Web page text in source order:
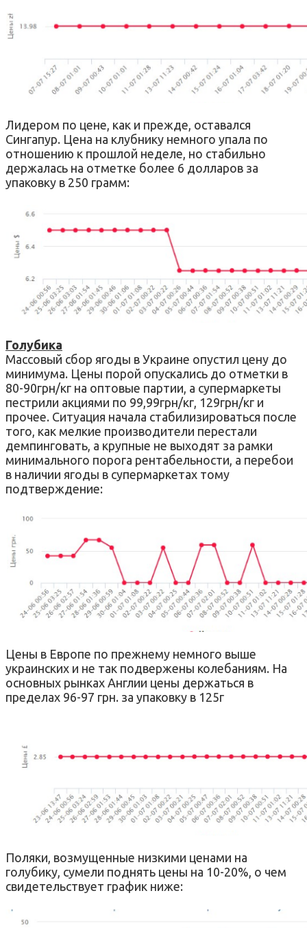
Лидером по цене, как и прежде, оставался
Сингапур. Цена на клубнику немного упала по
отношению к прошлой неделе, но стабильно
держалась на отметке более 6 долларов за
упаковку в 250 грамм:
Голубика
Массовый сбор ягоды в Украине опустил цену до
минимума. Цены порой опускались до отметки в
80-90грн/кг на оптовые партии, а супермаркеты
пестрили акциями по 99,99грн/кг, 129грн/кг и
прочее. Ситуация начала стабилизироваться после
того, как мелкие производители перестали
демпинговать, а крупные не выходят за рамки
минимального порога рентабельности, а перебои
в наличии ягоды в супермаркетах тому
подтверждение:
Цены в Европе по прежнему немного выше
украинских и не так подвержены колебаниям. На
основных рынках Англии цены держаться в
пределах 96-97 грн. за упаковку в 125г
Поляки, возмущенные низкими ценами на
голубику, сумели поднять цены на 10-20%, о чем
свидетельствует график ниже: